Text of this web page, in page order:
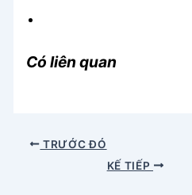
Có liên quan
TRƯỚC ĐÓ
KẾ TIẾP